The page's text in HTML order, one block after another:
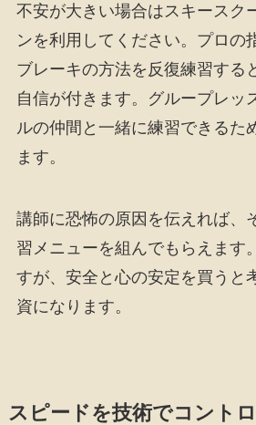
不安が大きい場合はスキースク
ンを利用してください。プロの
ブレーキの方法を反復練習する
自信が付きます。グループレッ
ルの仲間と一緒に練習できるた
ます。
講師に恐怖の原因を伝えれば、
習メニューを組んでもらえます
すが、安全と心の安定を買うと
資になります。
スピードを技術でコント